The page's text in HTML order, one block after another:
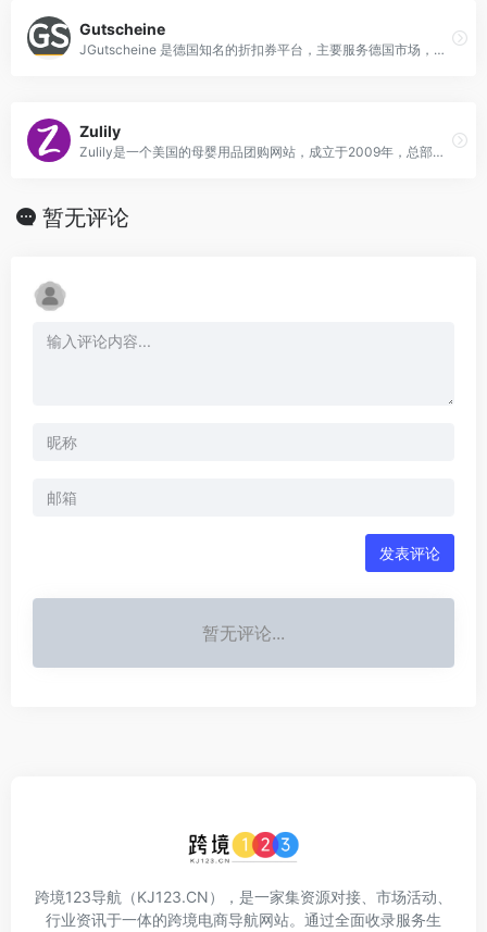
Gutscheine
JGutscheine 是德国知名的折扣券平台，主要服务德国市场，提供各类优惠券和折扣码，涵盖了时尚服饰、电子产品、家居用品、美容护理、餐饮外卖等多个领域。
Zulily
Zulily是一个美国的母婴用品团购网站，成立于2009年，总部位于西雅图。该网站是一个互联网闪购平台，每天更新闪购商品，涵盖的品类包括服装、家居、玩具、礼品等等。
暂无评论
发表评论
暂无评论...
跨境123导航（KJ123.CN），是一家集资源对接、市场活动、
行业资讯于一体的跨境电商导航网站。通过全面收录服务生